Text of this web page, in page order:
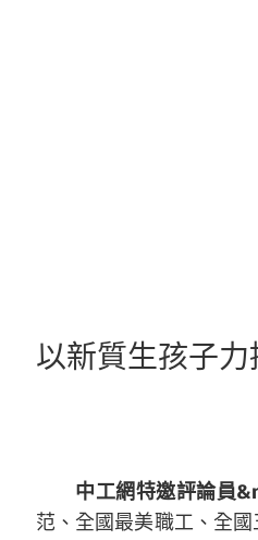
以新質生孩子
中工網特邀評論員
范、全國最美職工、全